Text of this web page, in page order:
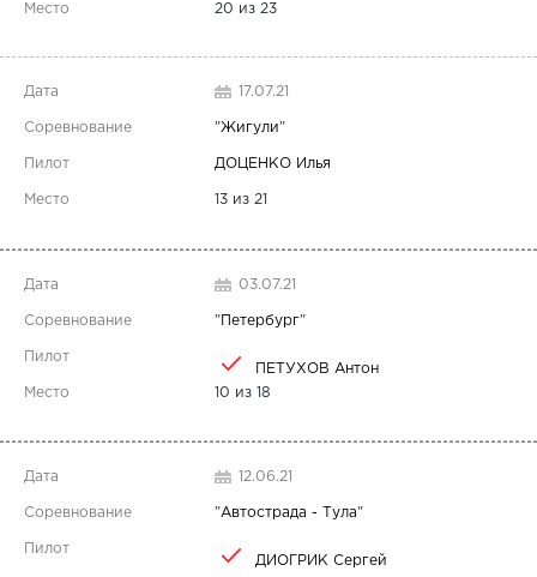
20 из 23
17.07.21
"Жигули"
ДОЦЕНКО Илья
13 из 21
03.07.21
" Петербург"
ПЕТУХОВ Антон
10 из 18
12.06.21
"Автострада - Тула"
ДИОГРИК Сергей